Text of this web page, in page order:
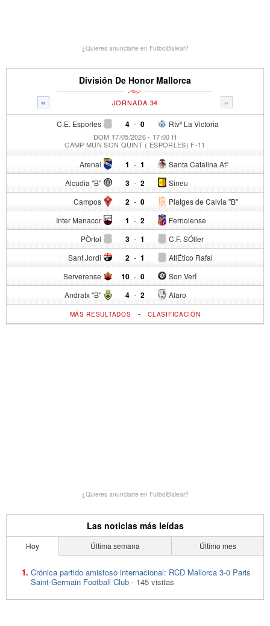
¿Quieres anunciarte en FutbolBalear?
División De Honor Mallorca
« »
JORNADA 34
C.E. Esporles 4 - Rtvº La Victoria
0
DOM 17/05/2026 - 17:00 H
CAMP MUN SON QUINT ( ESPORLES) F-11
Arenal 1 - Santa Catalina Atº
1
Alcudia "B" 3 - Sineu
2
Campos 2 - Platges de Calvia "B"
0
Inter Manacor 1 - Ferriolense
2
PÒrtol 3 - C.F. SÓller
1
Sant Jordi 2 - AtlÉtico Rafal
1
Serverense 10 - Son VerÍ
0
Andratx "B" 4 - Alaro
2
MÁS RESULTADOS -CLASIFICACIÓN
¿Quieres anunciarte en FutbolBalear?
Las noticias más leídas
Hoy Última semana Último mes
Crónica partido amistoso internacional: RCD Mallorca 3-0 Paris
Saint-Germain Football Club - 145 visitas